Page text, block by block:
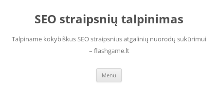
contentSEO straipsnių talpinimas
Talpiname kokybiškus SEO straipsnius atgalinių nuorodų sukūrimui
– flashgame.lt
Menu